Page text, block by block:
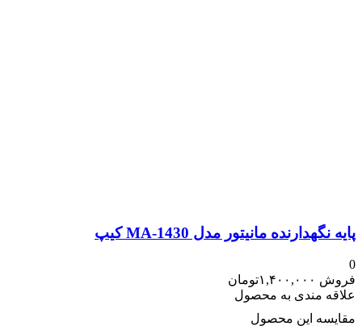
پایه نگهدارنده مانیتور مدل MA-1430 کیپ
0
فروش ۱,۴۰۰,۰۰۰تومان
علاقه مندی به محصول
مقایسه این محصول